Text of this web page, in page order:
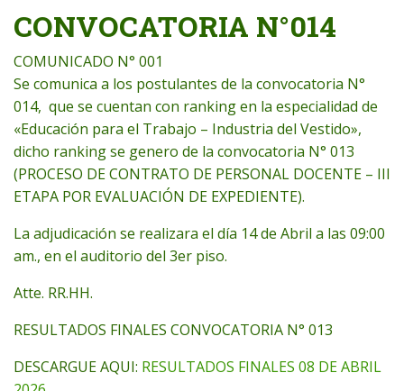
CONVOCATORIA N°014
COMUNICADO N° 001
Se comunica a los postulantes de la convocatoria N°
014, que se cuentan con ranking en la especialidad de
«Educación para el Trabajo – Industria del Vestido»,
dicho ranking se genero de la convocatoria N° 013
(PROCESO DE CONTRATO DE PERSONAL DOCENTE – III
ETAPA POR EVALUACIÓN DE EXPEDIENTE).
La adjudicación se realizara el día 14 de Abril a las 09:00
am., en el auditorio del 3er piso.
Atte. RR.HH.
RESULTADOS FINALES CONVOCATORIA N° 013
DESCARGUE AQUI: RESULTADOS FINALES 08 DE ABRIL